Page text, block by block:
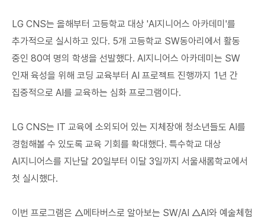
LG CNS는 올해부터 고등학교 대상 'AI지니어스 아카데미'를
추가적으로 실시하고 있다. 5개 고등학교 SW동아리에서 활동
중인 80여 명의 학생을 선발했다. AI지니어스 아카데미는 SW
인재 육성을 위해 코딩 교육부터 AI 프로젝트 진행까지 1년 간
집중적으로 AI를 교육하는 심화 프로그램이다.
LG CNS는 IT 교육에 소외되어 있는 지체장애 청소년들도 AI를
경험해볼 수 있도록 교육 기회를 확대했다. 특수학교 대상
AI지니어스를 지난달 20일부터 이달 3일까지 서울새롬학교에서
첫 실시했다.
이번 프로그램은 △메타버스로 알아보는 SW/AI △AI와 예술체험